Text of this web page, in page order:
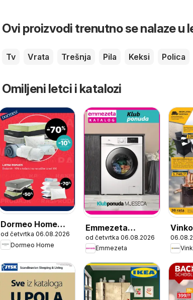
Ovi proizvodi trenutno se nalaze u
Tv Vrata Trešnja Pila Keksi Polica
Omiljeni letci i katalozi
Dormeo Home
Katalog
od četvrtka 06.08.2026
Dormeo Home
Emmezeta
Katalog
od četvrtka 06.08.2026
Emmezeta